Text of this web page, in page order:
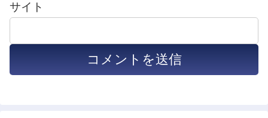
サイト